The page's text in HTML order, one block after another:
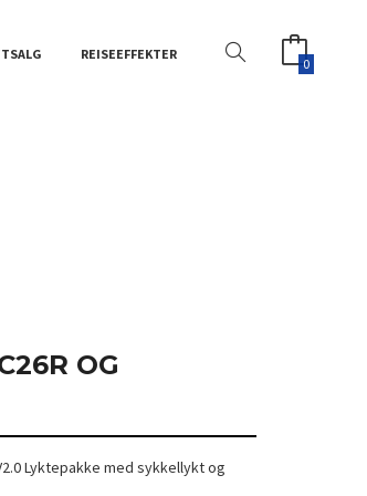
REISEEFFEKTER
0
OG
V2.0 Lyktepakke med sykkellykt og